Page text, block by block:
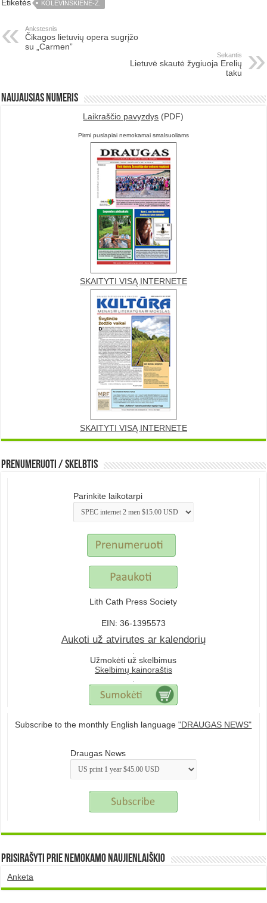
Etiketės KOLEVINSKIENĖ-Ž.
Ankstesnis
Čikagos lietuvių opera sugrįžo
su „Carmen”
Sekantis
Lietuvė skautė žygiuoja Erelių
taku
Naujausias numeris
Laikraščio pavyzdys (PDF)
Pirmi puslapiai nemokamai smalsuoliams
SKAITYTI VISĄ INTERNETE
SKAITYTI VISĄ INTERNETE
Prenumeruoti / Skelbtis
Parinkite laikotarpi
Lith Cath Press Society
EIN: 36-1395573
Aukoti už atvirutes ar kalendorių
Užmokėti už skelbimus
Skelbimų kainoraštis
Subscribe to the monthly English language"DRAUGAS NEWS"
Draugas News
Prisirašyti prie nemokamo naujienlaiškio
Anketa